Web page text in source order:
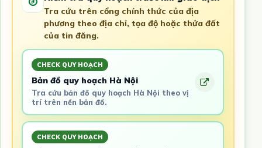
Tra cứu trên cổng chính thức của địa
phương theo địa chỉ, tọa độ hoặc thửa đất
của tin đăng.
CHECK QUY HOẠCH
Bản đồ quy hoạch Hà Nội
Tra cứu bản đồ quy hoạch Hà Nội theo vị
trí trên nền bản đồ.
CHECK QUY HOẠCH